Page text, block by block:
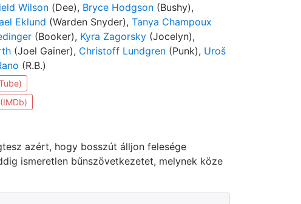
Wilson (Dee), Bryce Hodgson (Bushy),
Eklund (Warden Snyder), Tanya Champoux
(Booker), Kyra Zagorsky (Jocelyn),
(Joel Gainer), Christoff Lundgren (Punk), Uroš
(R.B.)
azért, hogy bosszút álljon felesége
ismeretlen bűnszövetkezetet, melynek köze